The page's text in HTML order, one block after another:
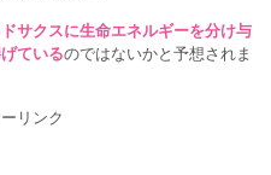
サクスに生命エネルギーを分け与
ているのではないかと予想されま
リンク